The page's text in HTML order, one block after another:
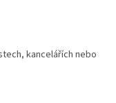
kancelářích nebo